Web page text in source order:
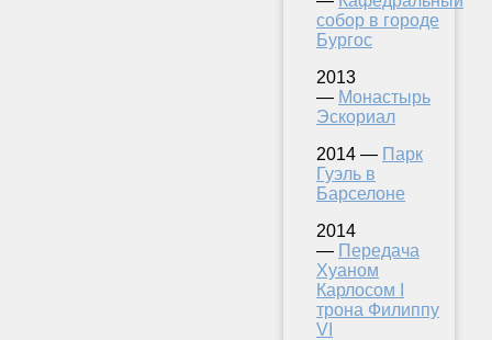
собор в городе
Бургос
2013
— Монастырь
Эскориал
2014 — Парк
Гуэль в
Барселоне
2014
— Передача
Хуаном
Карлосом I
трона Филиппу
VI